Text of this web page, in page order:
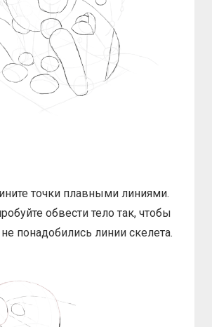
точки плавными линиями.
обвести тело так, чтобы
понадобились линии скелета.